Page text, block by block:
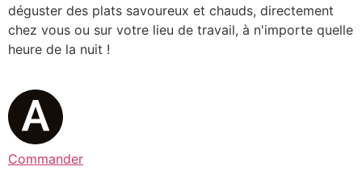
déguster des plats savoureux et chauds, directement
chez vous ou sur votre lieu de travail, à n'importe quelle
heure de la nuit !
Commander